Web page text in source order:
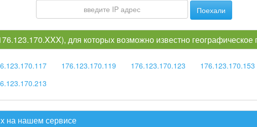
Поехали
для которых возможно известно
176.123.170.119 176.123.170.123 176.123.170.153
на нашем сервисе